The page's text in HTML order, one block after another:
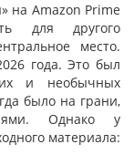
на Amazon Prime
для другого
место.
года. Это был
и необычных
было на грани,
Однако у
материала: